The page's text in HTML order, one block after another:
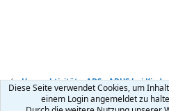
Hyperaktivität + ADS - ADHS bei
Diese Seite verwendet Cookies, um
einem Login angemeldet zu